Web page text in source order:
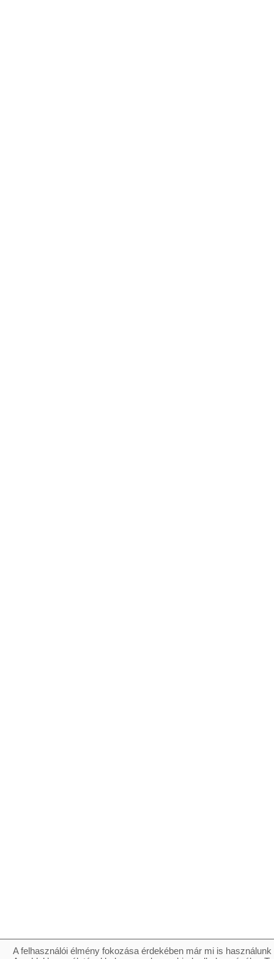
A felhasználói élmény fokozása érdekében már mi is